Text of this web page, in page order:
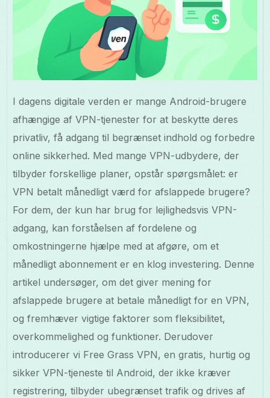
I dagens digitale verden er mange Android-brugere
afhængige af VPN-tjenester for at beskytte deres
privatliv, få adgang til begrænset indhold og forbedre
online sikkerhed. Med mange VPN-udbydere, der
tilbyder forskellige planer, opstår spørgsmålet: er
VPN betalt månedligt værd for afslappede brugere?
For dem, der kun har brug for lejlighedsvis VPN-
adgang, kan forståelsen af fordelene og
omkostningerne hjælpe med at afgøre, om et
månedligt abonnement er en klog investering. Denne
artikel undersøger, om det giver mening for
afslappede brugere at betale månedligt for en VPN,
og fremhæver vigtige faktorer som fleksibilitet,
overkommelighed og funktioner. Derudover
introducerer vi Free Grass VPN, en gratis, hurtig og
sikker VPN-tjeneste til Android, der ikke kræver
registrering, tilbyder ubegrænset trafik og drives af